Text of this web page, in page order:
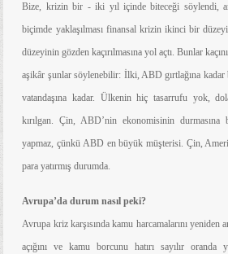
Bize, krizin bir - iki yıl içinde biteceği söylendi,
biçimde yaklaşılması finansal krizin ikinci bir
düzeyinin gözden kaçırılmasına yol açtı. Bunlar
aşikâr şunlar söylenebilir: İlki, ABD gırtlağına
vatandaşına kadar. Ülkenin hiç tasarrufu yok,
kırılgan. Çin, ABD’nin ekonomisinin
yapmaz, çünkü ABD en büyük müşterisi. Çin,
para yatırmış durumda.
Avrupa’da durum nasıl peki?
Avrupa kriz karşısında kamu harcamalarını yeniden
açığını ve kamu borcunu hatırı sayılır